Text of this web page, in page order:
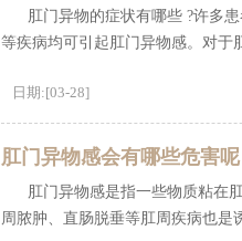
肛门异物的症状有哪些 ?许多
等疾病均可引起肛门异物感。对于
日期:[03-28]
肛门异物感会有哪些危害呢
肛门异物感是指一些物质粘在
周脓肿、直肠脱垂等肛周疾病也是